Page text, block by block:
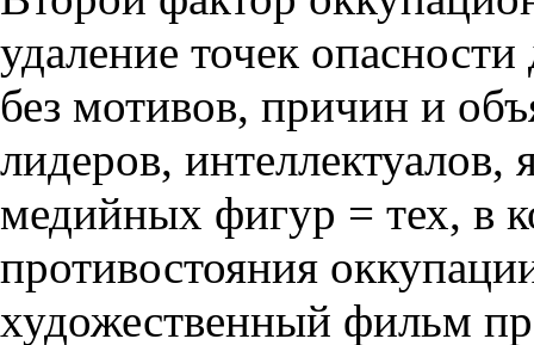
удаление точек
без мотивов, причин и
лидеров,
медийных фигур = тех, в
противостояния
художественный фильм